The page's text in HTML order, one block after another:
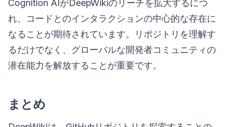
Cognition AIがDeepWikiのリーチを拡大するにつ
れ、コードとのインタラクションの中心的な存在に
なることが期待されています。リポジトリを理解す
るだけでなく、グローバルな開発者コミュニティの
潜在能力を解放することが重要です。
まとめ